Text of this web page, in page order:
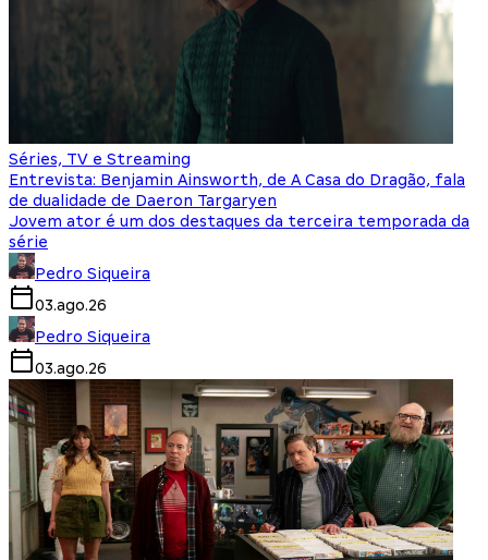
Séries, TV e Streaming
Entrevista: Benjamin Ainsworth, de A Casa do Dragão, fala
de dualidade de Daeron Targaryen
Jovem ator é um dos destaques da terceira temporada da
série
Pedro Siqueira
03.ago.26
Pedro Siqueira
03.ago.26